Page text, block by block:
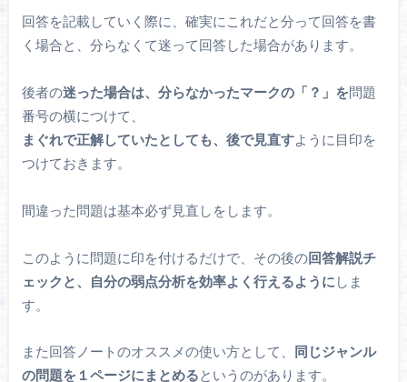
回答を記載していく際に、確実にこれだと分って回答を書
く場合と、分らなくて迷って回答した場合があります。
後者の迷った場合は、分らなかったマークの「？」を問題
番号の横につけて、
まぐれで正解していたとしても、後で見直すように目印を
つけておきます。
間違った問題は基本必ず見直しをします。
このように問題に印を付けるだけで、その後の回答解説チ
ェックと、自分の弱点分析を効率よく行えるように しま
す。
また回答ノートのオススメの使い方として、 同じジャンル
の問題を１ページにまとめるというのがあります。